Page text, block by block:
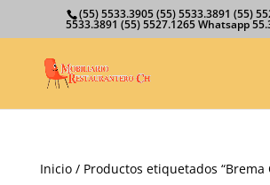
(55) 5533.3905 (55) 5533.3891 (55)
5533.3891 (55) 5527.1265 Whatsapp
Inicio/ Productos etiquetados “Brema